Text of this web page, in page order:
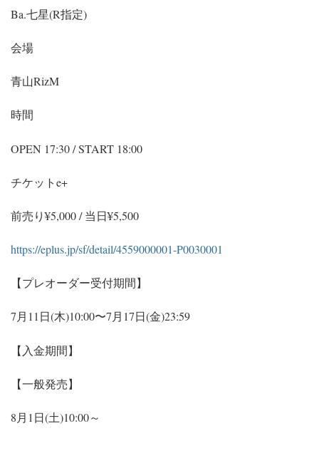
Ba.七星(R指定)
会場
青山RizM
時間
OPEN 17:30 / START 18:00
チケットe+
前売り¥5,000 / 当日¥5,500
https://eplus.jp/sf/detail/4559000001-P0030001
【プレオーダー受付期間】
7月11日(木)10:00〜7月17日(金)23:59
【入金期間】
【一般発売】
8月1日(土)10:00～